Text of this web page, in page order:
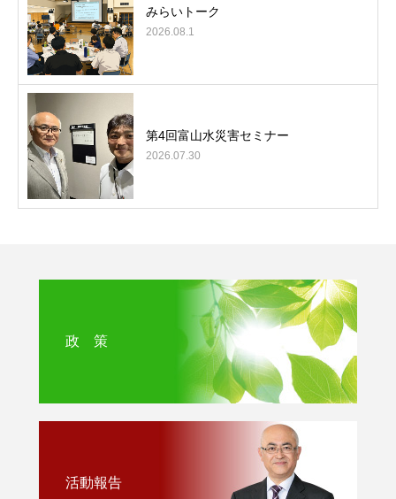
みらいトーク
2026.08.1
第4回富山水災害セミナー
2026.07.30
政 策
活動報告